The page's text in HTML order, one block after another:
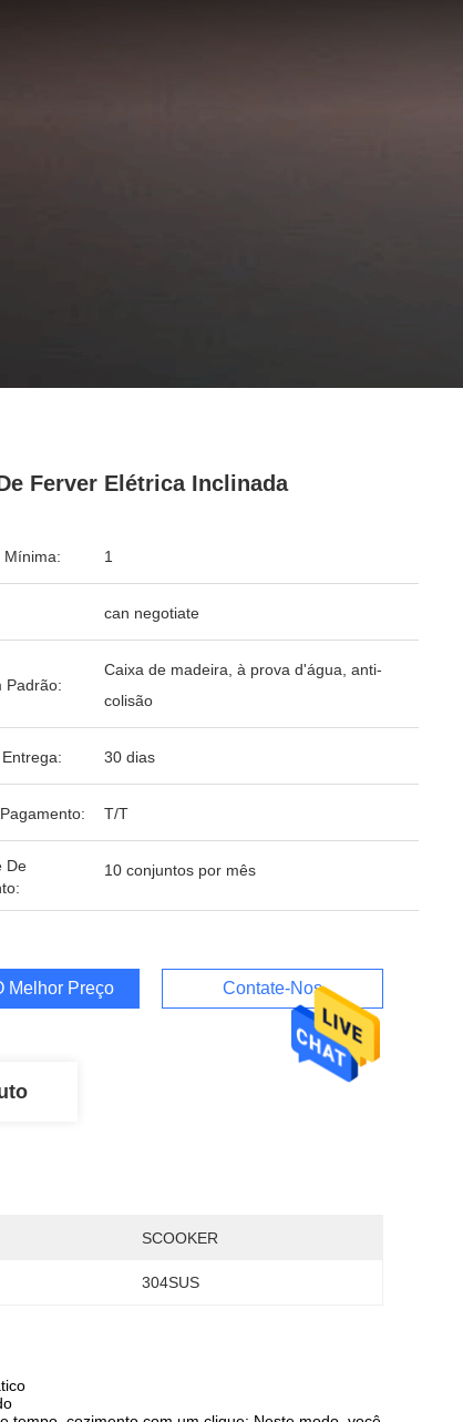
Ferver Elétrica Inclinada
Mínima: 1
can negotiate
Padrão:
Caixa de madeira, à prova d'água, anti-
colisão
30 dias
T/T
De
10 conjuntos por mês
Melhor Preço Contate-Nos
SCOOKER
304SUS